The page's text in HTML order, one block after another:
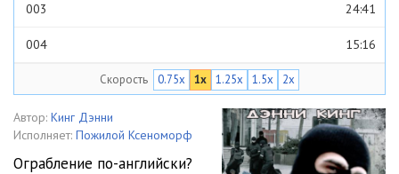
003 24:41
004 15:16
006 17:32
17:58
Скорость 0.75x 1x 1.25x 1.5x 2x
Автор: Кинг Дэнни
Исполняет: Пожилой Ксеноморф
Ограбление по-английски?